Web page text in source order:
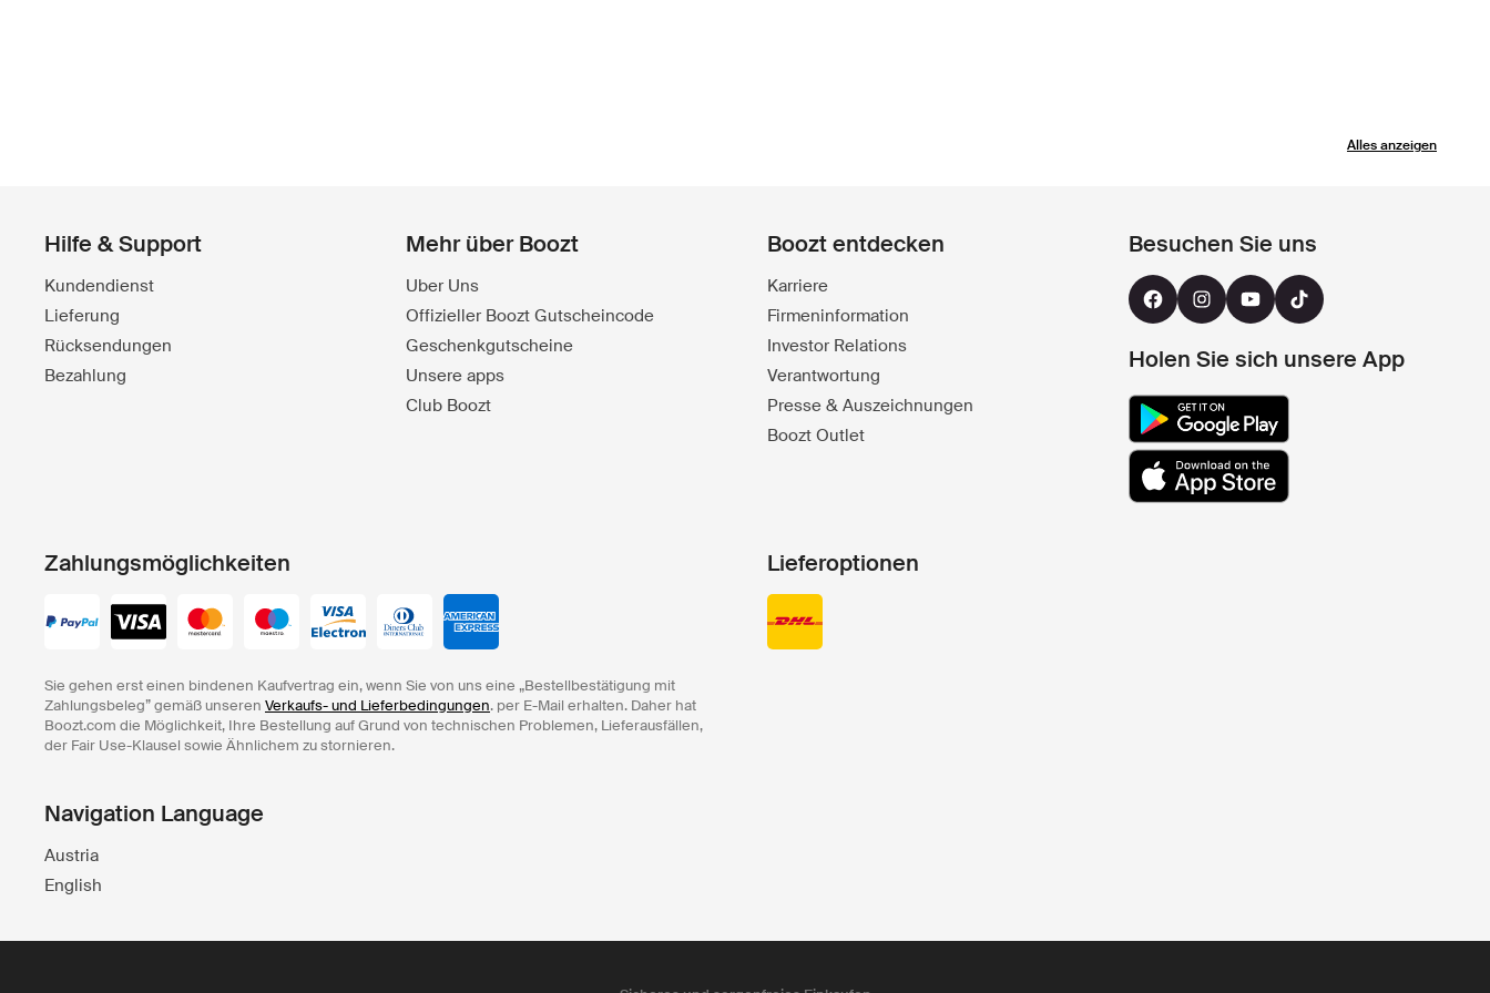
Alles anzeigen
Hilfe & Support
Kundendienst
Lieferung
Rücksendungen
Bezahlung
Mehr über Boozt
Uber Uns
Offizieller Boozt Gutscheincode
Geschenkgutscheine
Unsere apps
Club Boozt
Boozt entdecken
Karriere
Firmeninformation
Investor Relations
Verantwortung
Presse & Auszeichnungen
Boozt Outlet
Besuchen Sie uns
Holen Sie sich unsere App
Zahlungsmöglichkeiten
Sie gehen erst einen bindenen Kaufvertrag ein, wenn Sie von uns eine „Bestellbestätigung mit
Zahlungsbeleg” gemäß unseren Verkaufs- und Lieferbedingungen. per E-Mail erhalten. Daher hat
Boozt.com die Möglichkeit, Ihre Bestellung auf Grund von technischen Problemen, Lieferausfällen,
der Fair Use-Klausel sowie Ähnlichem zu stornieren.
Lieferoptionen
Navigation Language
Austria
English